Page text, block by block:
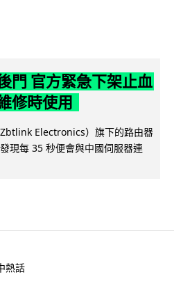
門 官方緊急下架止血
修時使用
Electronics）旗下的路由器
現每 35 秒便會與中國伺服器連
熱話